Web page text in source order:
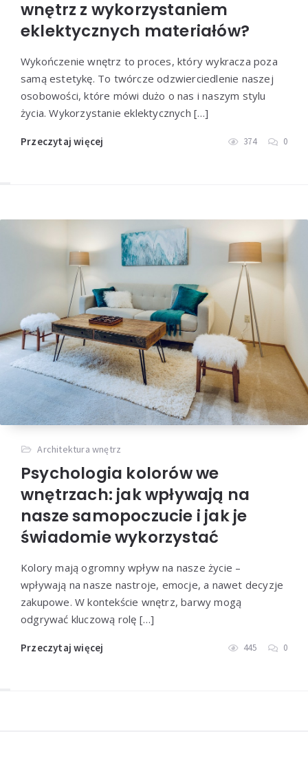
wnętrz z wykorzystaniem
eklektycznych materiałów?
Wykończenie wnętrz to proces, który wykracza poza
samą estetykę. To twórcze odzwierciedlenie naszej
osobowości, które mówi dużo o nas i naszym stylu
życia. Wykorzystanie eklektycznych […]
Przeczytaj więcej 374 0
Architektura wnętrz
Psychologia kolorów we
wnętrzach: jak wpływają na
nasze samopoczucie i jak je
świadomie wykorzystać
Kolory mają ogromny wpływ na nasze życie –
wpływają na nasze nastroje, emocje, a nawet decyzje
zakupowe. W kontekście wnętrz, barwy mogą
odgrywać kluczową rolę […]
Przeczytaj więcej 445 0